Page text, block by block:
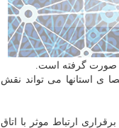
صورت گرفته است.
ی استانها می تواند نقش
ارتباط موثر با اتاق